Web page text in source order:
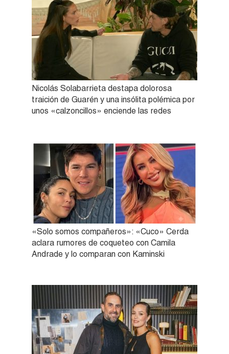
Nicolás Solabarrieta destapa dolorosa
traición de Guarén y una insólita polémica por
unos «calzoncillos» enciende las redes
«Solo somos compañeros»: «Cuco» Cerda
aclara rumores de coqueteo con Camila
Andrade y lo comparan con Kaminski